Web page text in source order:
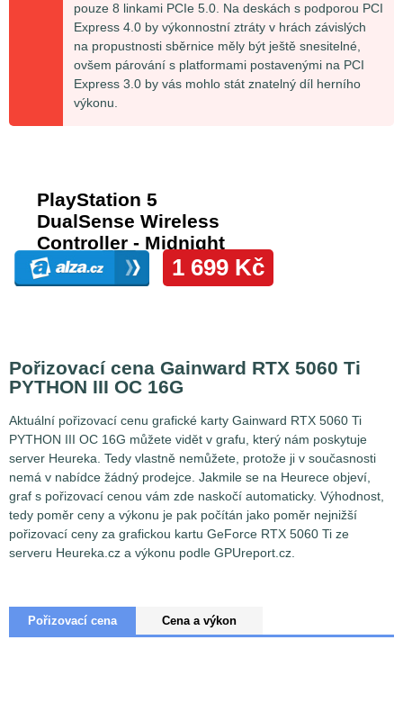
pouze 8 linkami PCIe 5.0. Na deskách s podporou PCI
Express 4.0 by výkonnostní ztráty v hrách závislých
na propustnosti sběrnice měly být ještě snesitelné,
ovšem párování s platformami postavenými na PCI
Express 3.0 by vás mohlo stát znatelný díl herního
výkonu.
Pořizovací cena Gainward RTX 5060 Ti
PYTHON III OC 16G
Aktuální pořizovací cenu grafické karty Gainward RTX 5060 Ti
PYTHON III OC 16G můžete vidět v grafu, který nám poskytuje
server Heureka. Tedy vlastně nemůžete, protože ji v současnosti
nemá v nabídce žádný prodejce. Jakmile se na Heurece objeví,
graf s pořizovací cenou vám zde naskočí automaticky. Výhodnost,
tedy poměr ceny a výkonu je pak počítán jako poměr nejnižší
pořizovací ceny za grafickou kartu GeForce RTX 5060 Ti ze
serveru Heureka.cz a výkonu podle GPUreport.cz.
Pořizovací cena Cena a výkon